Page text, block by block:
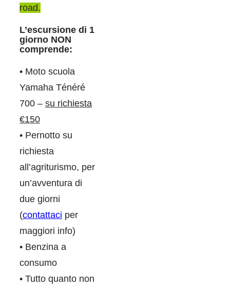
road.
L’escursione di 1
giorno NON
comprende:
• Moto scuola
Yamaha Ténéré
700 – su richiesta
€150
• Pernotto su
richiesta
all’agriturismo, per
un’avventura di
due giorni
(contattaci per
maggiori info)
• Benzina a
consumo
• Tutto quanto non